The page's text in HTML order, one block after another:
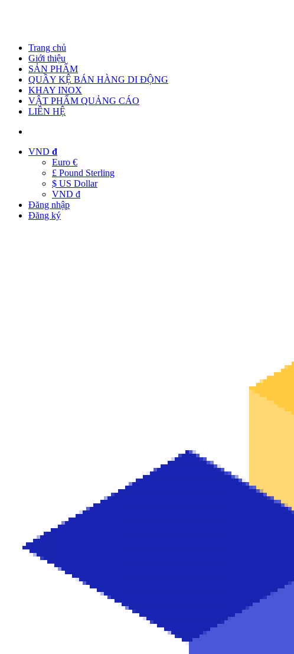
Trang chủ
Giới thiệu
SẢN PHẨM
QUẦY KỆ BÁN HÀNG DI ĐỘNG
KHAY INOX
VẬT PHẨM QUẢNG CÁO
LIÊN HỆ
VND đ
Euro €
£ Pound Sterling
$ US Dollar
VND đ
Đăng nhập
Đăng ký